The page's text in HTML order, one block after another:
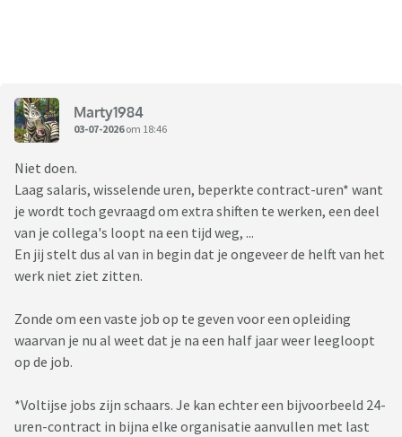
Marty1984
03-07-2026om 18:46
Niet doen.
Laag salaris, wisselende uren, beperkte contract-uren* want
je wordt toch gevraagd om extra shiften te werken, een deel
van je collega's loopt na een tijd weg, ...
En jij stelt dus al van in begin dat je ongeveer de helft van het
werk niet ziet zitten.
Zonde om een vaste job op te geven voor een opleiding
waarvan je nu al weet dat je na een half jaar weer leegloopt
op de job.
*Voltijse jobs zijn schaars. Je kan echter een bijvoorbeeld 24-
uren-contract in bijna elke organisatie aanvullen met last